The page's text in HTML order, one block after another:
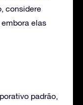
considere
elas
padrão,